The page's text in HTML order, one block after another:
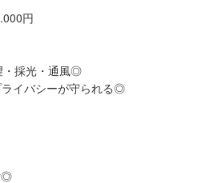
円
・採光・通風◎
イバシーが守られる◎
◎